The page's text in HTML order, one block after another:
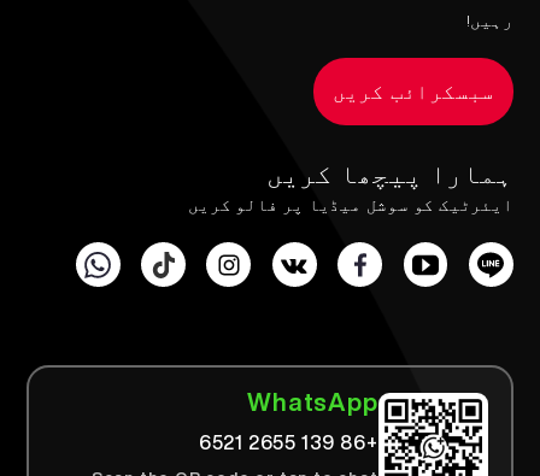
رہیں!
سبسکرائب کریں
ہمارا پیچھا کریں
ایئرٹیک کو سوشل میڈیا پر فالو کریں
WhatsApp
+86 139 2655 6521